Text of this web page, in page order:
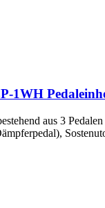
1WH
aus 3